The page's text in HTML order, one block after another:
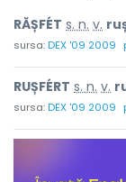
RĂȘFÉT s. n. v.
sursa:DEX '09 2009
RUȘFÉRT s. n. v.
sursa:DEX '09 2009